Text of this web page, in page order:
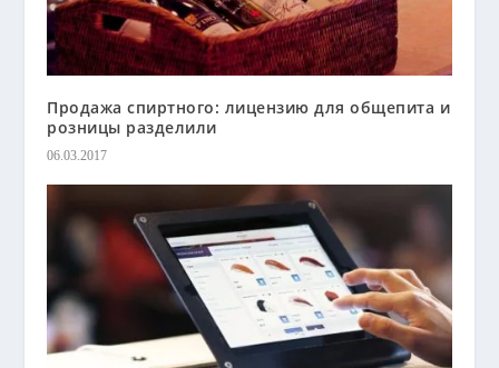
Продажа спиртного: лицензию для общепита и
розницы разделили
06.03.2017